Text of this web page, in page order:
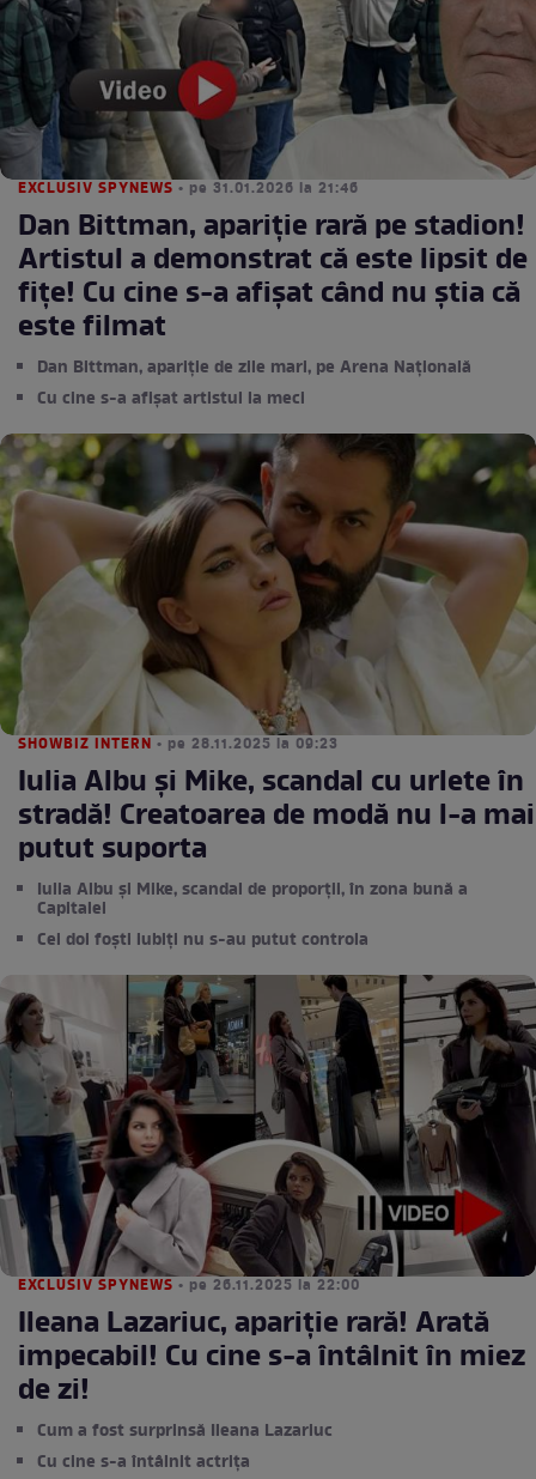
EXCLUSIV SPYNEWS • pe 31.01.2026 la 21:46
Dan Bittman, apariție rară pe stadion!
Artistul a demonstrat că este lipsit de
fițe! Cu cine s-a afișat când nu știa că
este filmat
Dan Bittman, apariție de zile mari, pe Arena Națională
Cu cine s-a afișat artistul la meci
SHOWBIZ INTERN • pe 28.11.2025 la 09:23
Iulia Albu și Mike, scandal cu urlete în
stradă! Creatoarea de modă nu l-a mai
putut suporta
Iulia Albu și Mike, scandal de proporții, în zona bună a
Capitalei
Cei doi foști iubiți nu s-au putut controla
EXCLUSIV SPYNEWS • pe 26.11.2025 la 22:00
Ileana Lazariuc, apariţie rară! Arată
impecabil! Cu cine s-a întâlnit în miez
de zi!
Cum a fost surprinsă Ileana Lazariuc
Cu cine s-a întâlnit actrița